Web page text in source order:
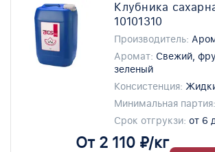
Клубника
10101310
Производитель:
Аромат: Свежий,
зеленый
Консистенция:
Минимальная партия:
Срок отгрукзи: от 6
От 2 110 ₽/кг